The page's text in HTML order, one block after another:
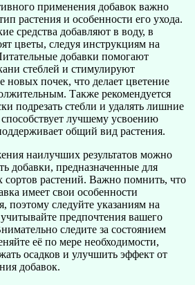
применения добавок важно
растения и особенности его ухода.
средства добавляют в воду, в
цветы, следуя инструкциям на
добавки помогают
стеблей и стимулируют
новых почек, что делает цветение
Также рекомендуется
подрезать стебли и удалять лишние
способствует лучшему усвоению
общий вид растения.
наилучших результатов можно
добавки, предназначенные для
сортов растений. Важно помнить, что
имеет свои особенности
поэтому следуйте указаниям на
предпочтения вашего
следите за состоянием
её по мере необходимости,
осадков и улучшить эффект от
добавок.